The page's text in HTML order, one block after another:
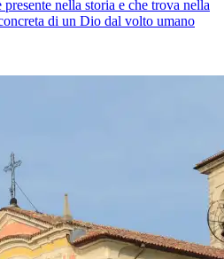
presente nella storia e che trova nella
di un Dio dal volto umano